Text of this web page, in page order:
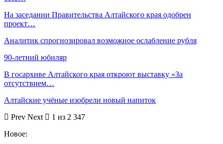
На заседании Правительства Алтайского края одобрен
проект…
Аналитик спрогнозировал возможное ослабление рубля
90-летний юбиляр
В госархиве Алтайского края откроют выставку «За
отсутствием…
Алтайские учёные изобрели новый напиток
Prev Next
1 из 2 347
Новое: